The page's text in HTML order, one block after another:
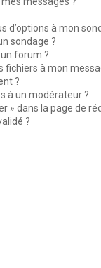
d’options à mon
sondage ?
forum ?
fichiers à mon
?
à un modérateur ?
» dans la page de
?